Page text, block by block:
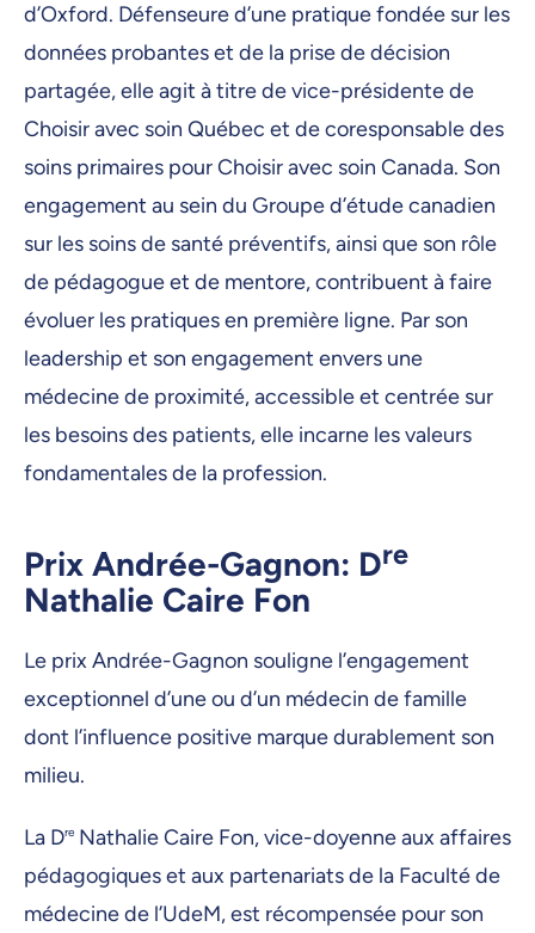
d’Oxford. Défenseure d’une pratique fondée sur les
données probantes et de la prise de décision
partagée, elle agit à titre de vice-présidente de
Choisir avec soin Québec et de coresponsable des
soins primaires pour Choisir avec soin Canada. Son
engagement au sein du Groupe d’étude canadien
sur les soins de santé préventifs, ainsi que son rôle
de pédagogue et de mentore, contribuent à faire
évoluer les pratiques en première ligne. Par son
leadership et son engagement envers une
médecine de proximité, accessible et centrée sur
les besoins des patients, elle incarne les valeurs
fondamentales de la profession.
Prix Andrée-Gagnon: Dre
Nathalie Caire Fon
Le prix Andrée-Gagnon souligne l’engagement
exceptionnel d’une ou d’un médecin de famille
dont l’influence positive marque durablement son
milieu.
La Dre Nathalie Caire Fon, vice-doyenne aux affaires
pédagogiques et aux partenariats de la Faculté de
médecine de l’UdeM, est récompensée pour son